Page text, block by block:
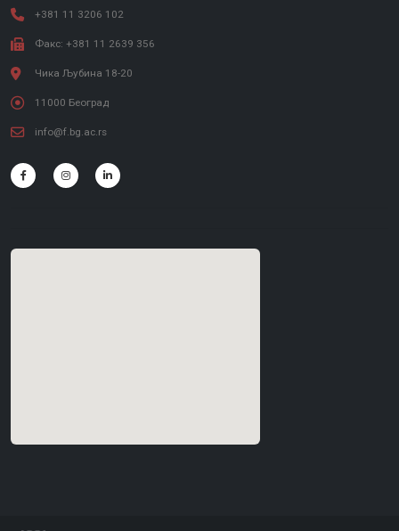
+381 11 3206 102
Факс: +381 11 2639 356
Чика Љубина 18-20
11000 Београд
info@f.bg.ac.rs